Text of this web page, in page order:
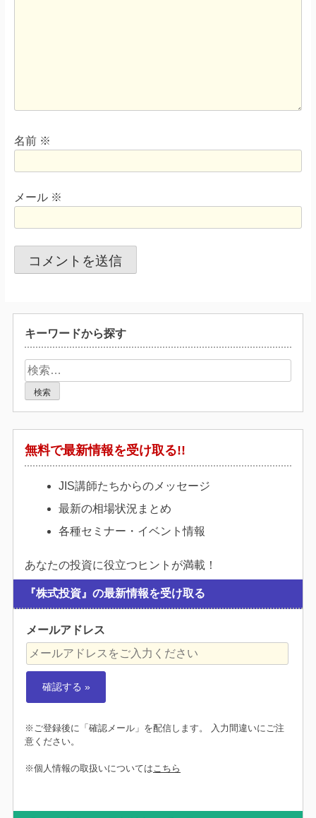
名前 ※
メール ※
キーワードから探す
検
索:
無料で最新情報を受け取る!!
JIS講師たちからのメッセージ
最新の相場状況まとめ
各種セミナー・イベント情報
あなたの投資に役立つヒントが満載！
『株式投資』の最新情報を受け取る
メールアドレス
※ご登録後に「確認メール」を配信します。 入力間違いにご注
意ください。
※個人情報の取扱いについてはこちら